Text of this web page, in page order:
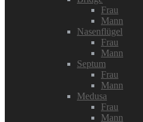
Frau
Mann
Nasenflügel
Frau
Mann
Septum
Frau
Mann
Medusa
Frau
Mann